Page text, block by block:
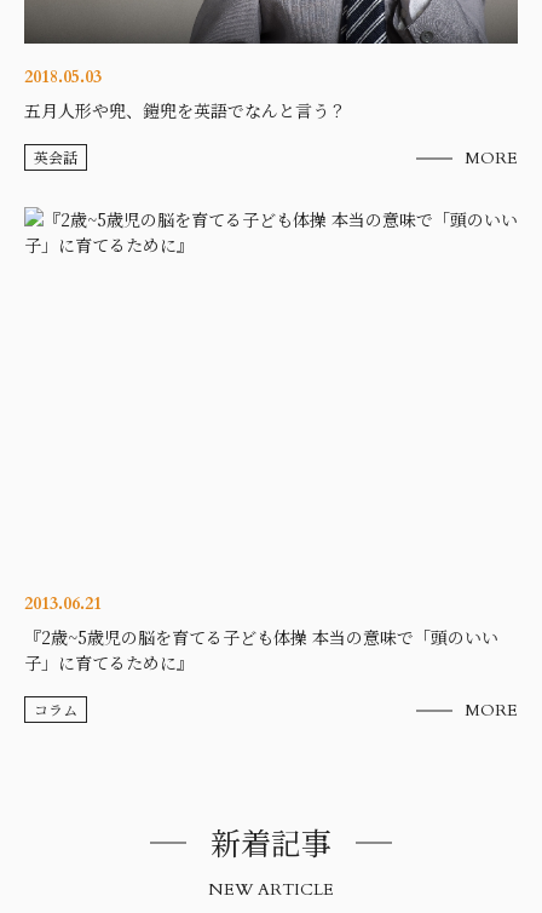
2018.05.03
五月人形や兜、鎧兜を英語でなんと言う？
英会話 MORE
2013.06.21
『2歳~5歳児の脳を育てる子ども体操 本当の意味で「頭のいい
子」に育てるために』
コラム MORE
新着記事
NEW ARTICLE